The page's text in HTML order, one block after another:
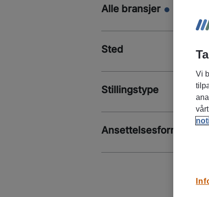
Alle bransjer
Sted
Stillingstype
Ansettelsesform
Vi